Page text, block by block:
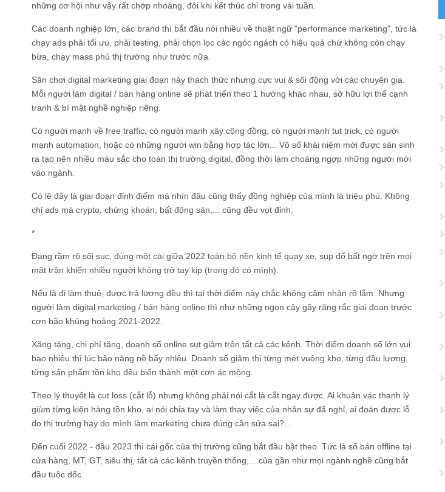
những cơ hội như vậy rất chớp nhoáng, đôi khi kết thúc chỉ trong vài tuần.
Các doanh nghiệp lớn, các brand thì bắt đầu nói nhiều về thuật ngữ "performance marketing", tức là
chạy ads phải tối ưu, phải testing, phải chọn lọc các ngóc ngách có hiệu quả chứ không còn chạy
bừa, chạy mass phủ thị trường như trước nữa.
Sân chơi digital marketing giai đoạn này thách thức nhưng cực vui & sôi động với các chuyên gia.
Mỗi người làm digital / bán hàng online sẽ phát triển theo 1 hướng khác nhau, sở hữu lợi thế cạnh
tranh & bí mật nghề nghiệp riêng.
Có người mạnh về free traffic, có người mạnh xây cộng đồng, có người mạnh tut trick, có người
mạnh automation, hoặc có những người win bằng hợp tác lớn... Vô số khái niệm mới được sản sinh
ra tạo nên nhiều màu sắc cho toàn thị trường digital, đồng thời làm choáng ngợp những người mới
vào ngành.
Có lẽ đây là giai đoạn đỉnh điểm mà nhìn đâu cũng thấy đồng nghiệp của mình là triệu phú. Không
chỉ ads mà crypto, chứng khoán, bất động sản,... cũng đều vọt đỉnh.
*
Đang rầm rộ sôi sục, đùng một cái giữa 2022 toàn bộ nền kinh tế quay xe, sụp đổ bất ngờ trên mọi
mặt trận khiến nhiều người không trở tay kịp (trong đó có mình).
Nếu là đi làm thuê, được trả lương đều thì tại thời điểm này chắc không cảm nhận rõ lắm. Nhưng
người làm digital marketing / bán hàng online thì như những ngọn cây gãy răng rắc giai đoạn trước
cơn bão khủng hoảng 2021-2022.
Xăng tăng, chi phí tăng, doanh số online sụt giảm trên tất cả các kênh. Thời điểm doanh số lớn vui
bao nhiêu thì lúc bão nặng nề bấy nhiêu. Doanh số giảm thì từng mét vuông kho, từng đầu lương,
từng sản phẩm tồn kho đều biến thành một cơn ác mộng.
Theo lý thuyết là cut loss (cắt lỗ) nhưng không phải nói cắt là cắt ngay được. Ai khuân vác thanh lý
giùm từng kiện hàng tồn kho, ai nói chia tay và làm thay việc của nhân sự đã nghỉ, ai đoán được lỗ
do thị trường hay do mình làm marketing chưa đúng cần sửa sai?...
Đến cuối 2022 - đầu 2023 thì cái gốc của thị trường cũng bắt đầu bật theo. Tức là số bán offline tại
cửa hàng, MT, GT, siêu thị, tất cả các kênh truyền thống,... của gần như mọi ngành nghề cũng bắt
đầu tuộc dốc.